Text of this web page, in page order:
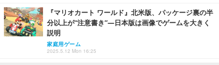
『マリオカート ワールド』北米版、パッケージ裏の半
分以上が“注意書き”―日本版は画像でゲームを大きく
説明
家庭用ゲーム
2025.5.12 Mon 16:25